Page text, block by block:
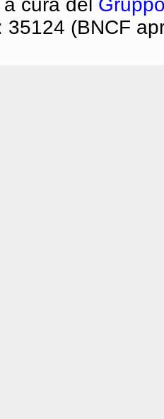
a cura del
35124 (BNCF